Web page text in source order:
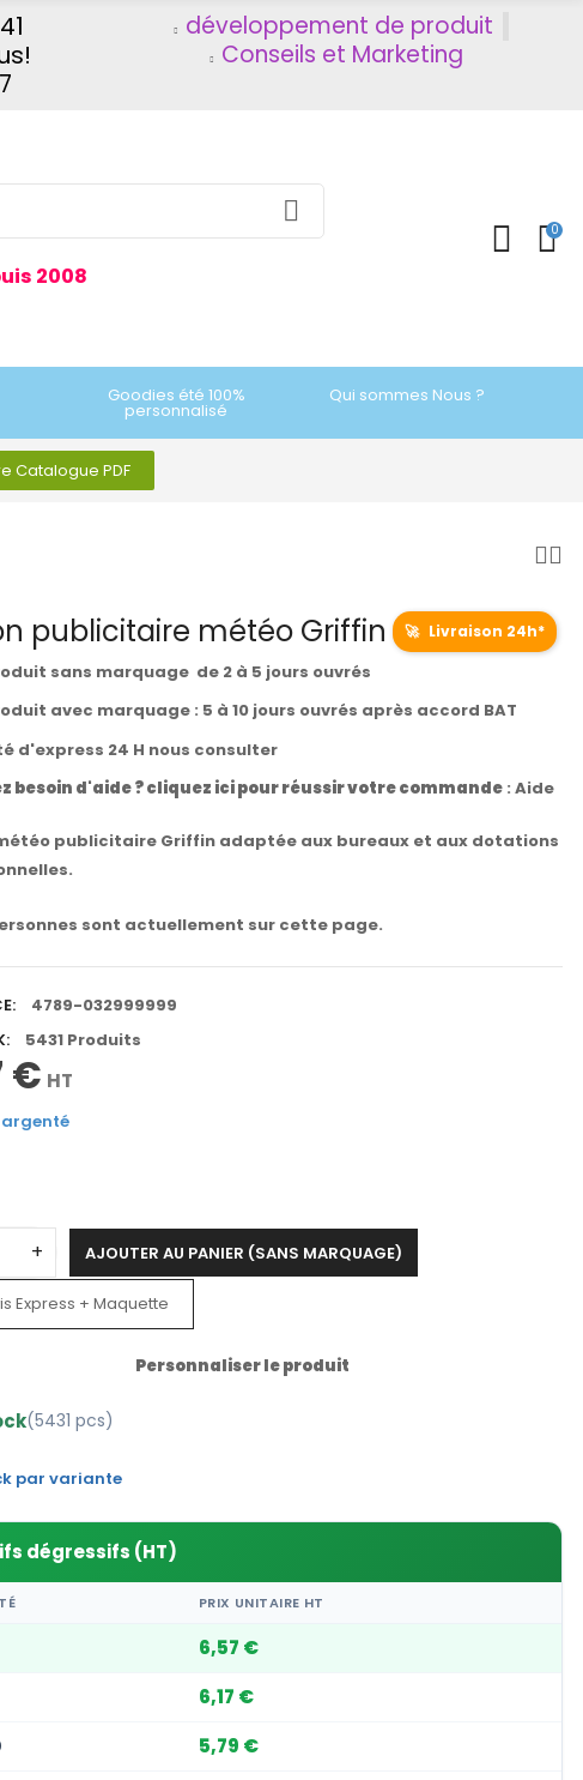
développement de produit
Conseils et Marketing
2008
0
Goodies été 100%
personnalisé
Qui sommes Nous ?
Catalogue PDF
publicitaire météo Griffin 🚀 Livraison 24h*
sans marquage de 2 à 5 jours ouvrés
avec marquage : 5 à 10 jours ouvrés après accord BAT
d'express 24 H nous consulter
besoin d'aide ? cliquez ici pour réussir votre commande: Aide
publicitaire Griffin adaptée aux bureaux et aux dotations
sont actuellement sur cette page.
4789-032999999
5431 Produits
€ HT
argenté
+ AJOUTER AU PANIER (SANS MARQUAGE)
Express + Maquette
Personnaliser le produit
(5431 pcs)
par variante
dégressifs (HT)
PRIX UNITAIRE HT
6,57 €
6,17 €
5,79 €